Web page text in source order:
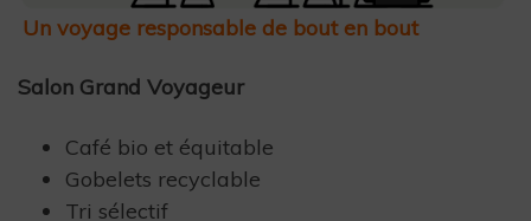
Un voyage responsable de bout en bout
Salon Grand Voyageur
Café bio et équitable
Gobelets recyclable
Tri sélectif